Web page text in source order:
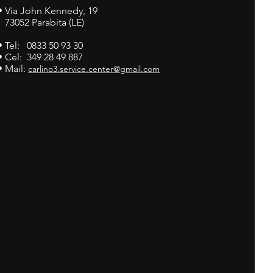
Via John Kennedy, 19
73052 Parabita (LE)
Tel: 0833 50 93 30
Cel: 349 28 49 887
Mail: carlino3.service.center@gmail.com